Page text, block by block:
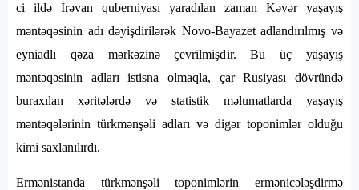
ci ildə İrəvan quberniyası yaradılan zaman Kəvər yaşayış
məntəqəsinin adı dəyişdirilərək Novo-Bayazet adlandırılmış və
eyniadlı qəza mərkəzinə çevrilmişdir. Bu üç yaşayış
məntəqəsinin adları istisna olmaqla, çar Rusiyası dövründə
buraxılan xəritələrdə və statistik məlumatlarda yaşayış
məntəqələrinin türkmənşəli adları və digər toponimlər olduğu
kimi saxlanılırdı.
Ermənistanda türkmənşəli toponimlərin ermənicələşdirmə